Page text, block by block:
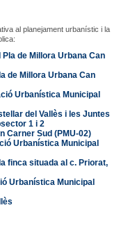
al planejament urbanístic i la
de Millora Urbana Can
de Millora Urbana Can
Urbanística Municipal
del Vallès i les Juntes
1 i 2
Carner Sud (PMU-02)
Urbanística Municipal
finca situada al c. Priorat,
Urbanística Municipal